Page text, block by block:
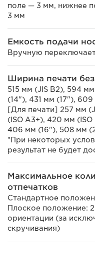
поле — 3 мм, нижнее
3 мм
Емкость подачи
Вручную
Ширина печати
515 мм (JIS B2), 594
(14"), 431 мм (17"),
[Для печати] 257 мм
(ISO A3+), 420 мм
406 мм (16"), 508 мм
*При некоторых
результат не будет
Максимальное
отпечатков
Стандартное
Плоское положение:
ориентации (за
скручивания)